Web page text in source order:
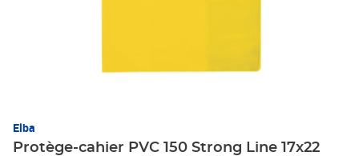
Elba
Protège-cahier PVC 150 Strong Line 17x22